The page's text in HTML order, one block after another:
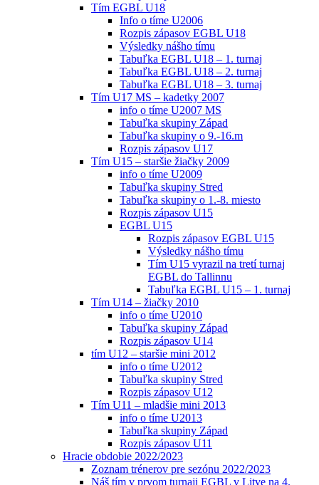
Tím EGBL U18
Info o tíme U2006
Rozpis zápasov EGBL U18
Výsledky nášho tímu
Tabuľka EGBL U18 – 1. turnaj
Tabuľka EGBL U18 – 2. turnaj
Tabuľka EGBL U18 – 3. turnaj
Tím U17 MS – kadetky 2007
info o tíme U2007 MS
Tabuľka skupiny Západ
Tabuľka skupiny o 9.-16.m
Rozpis zápasov U17
Tím U15 – staršie žiačky 2009
info o tíme U2009
Tabuľka skupiny Stred
Tabuľka skupiny o 1.-8. miesto
Rozpis zápasov U15
EGBL U15
Rozpis zápasov EGBL U15
Výsledky nášho tímu
Tím U15 vyrazil na tretí turnaj
EGBL do Tallinnu
Tabuľka EGBL U15 – 1. turnaj
Tím U14 – žiačky 2010
info o tíme U2010
Tabuľka skupiny Západ
Rozpis zápasov U14
tím U12 – staršie mini 2012
info o tíme U2012
Tabuľka skupiny Stred
Rozpis zápasov U12
Tím U11 – mladšie mini 2013
info o tíme U2013
Tabuľka skupiny Západ
Rozpis zápasov U11
Hracie obdobie 2022/2023
Zoznam trénerov pre sezónu 2022/2023
Náš tím v prvom turnaji EGBL v Litve na 4.